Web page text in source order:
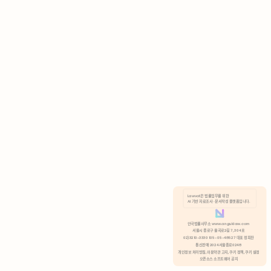
분석 쿠키 허용
Lawvot은 법률업무를 위한
AI 기반 자료조사 · 문서작성 플랫폼입니다.
안국법률사무소 www.anguklaw.com
서울시 종로구 율곡로2길 7, 304호
02)3210-3330 105-05-48527 대표 정희찬
통신판매 2024서울종로0248
개인정보 처리방침, 이용약관 고지, 쿠키 정책, 쿠키 설정
오픈소스 소프트웨어 공지